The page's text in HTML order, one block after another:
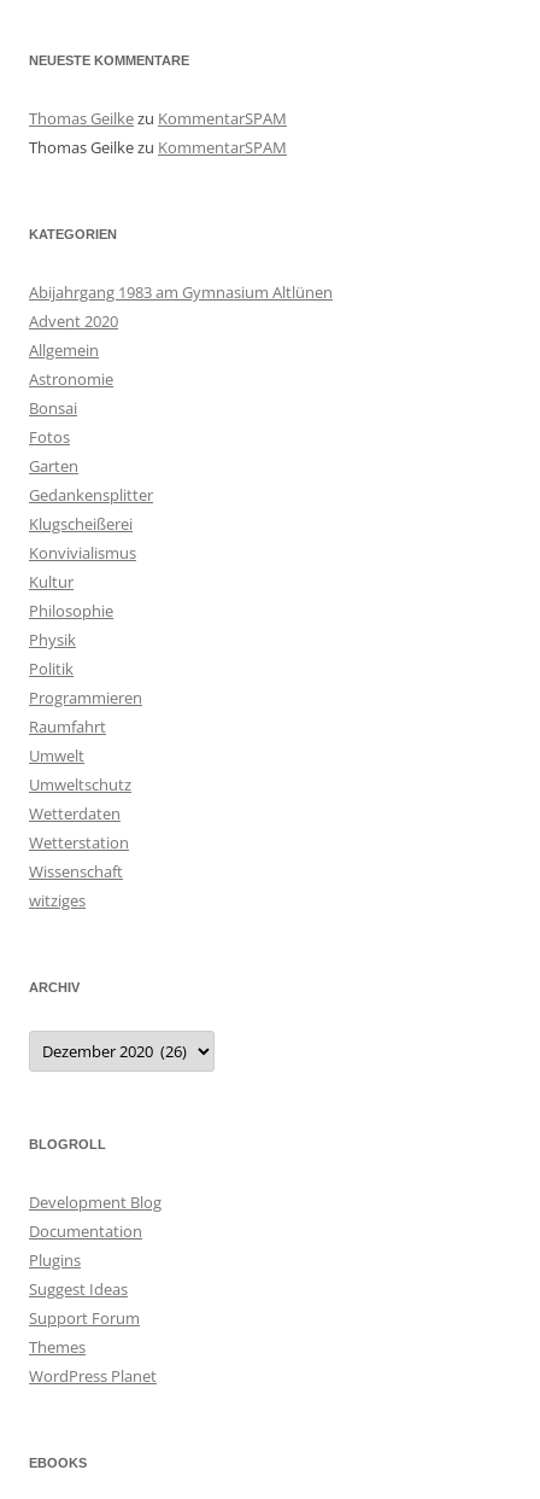
NEUESTE KOMMENTARE
Thomas Geilkezu KommentarSPAM
Thomas Geilkezu KommentarSPAM
KATEGORIEN
Abijahrgang 1983 am Gymnasium Altlünen
Advent 2020
Allgemein
Astronomie
Bonsai
Fotos
Garten
Gedankensplitter
Klugscheißerei
Konvivialismus
Kultur
Philosophie
Physik
Politik
Programmieren
Raumfahrt
Umwelt
Umweltschutz
Wetterdaten
Wetterstation
Wissenschaft
witziges
ARCHIV
Archiv
BLOGROLL
Development Blog
Documentation
Plugins
Suggest Ideas
Support Forum
Themes
WordPress Planet
EBOOKS